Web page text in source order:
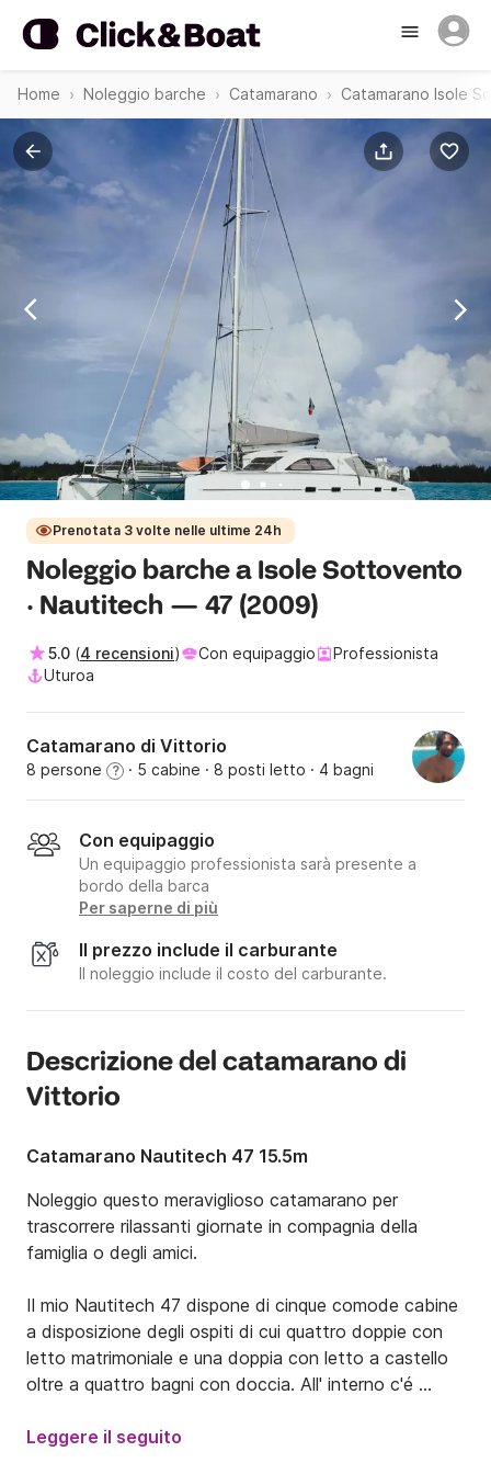
Home Noleggio barche Catamarano Catamarano Isole
Prenotata 3 volte nelle ultime 24h
Noleggio barche a Isole Sottovento
· Nautitech — 47 (2009)
5.0 (4 recensioni) Con equipaggio
Professionista
Uturoa
Catamarano di Vittorio
8 persone ? · 5 cabine · 8 posti letto · 4 bagni
Con equipaggio
Un equipaggio professionista sarà presente a
bordo della barca
Per saperne di più
Il prezzo include il carburante
Il noleggio include il costo del carburante.
Descrizione del catamarano di
Vittorio
Catamarano Nautitech 47 15.5m
Noleggio questo meraviglioso catamarano per
trascorrere rilassanti giornate in compagnia della
famiglia o degli amici.
Il mio Nautitech 47 dispone di cinque comode cabine
a disposizione degli ospiti di cui quattro doppie con
letto matrimoniale e una doppia con letto a castello
oltre a quattro bagni con doccia. All' interno c'é
pasti e una pratica cucina attrezzata per varie
Leggere il seguito